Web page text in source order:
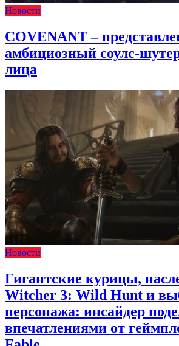
Новости
COVENANT –
амбициозный соулс-
лица
Новости
Гигантские курицы,
Witcher 3: Wild Hunt и
персонажа: инсайдер
впечатлениями от